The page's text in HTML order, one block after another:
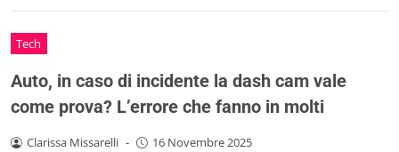
Tech
Auto, in caso di incidente la dash cam vale
come prova? L’errore che fanno in molti
Clarissa Missarelli - 16 Novembre 2025